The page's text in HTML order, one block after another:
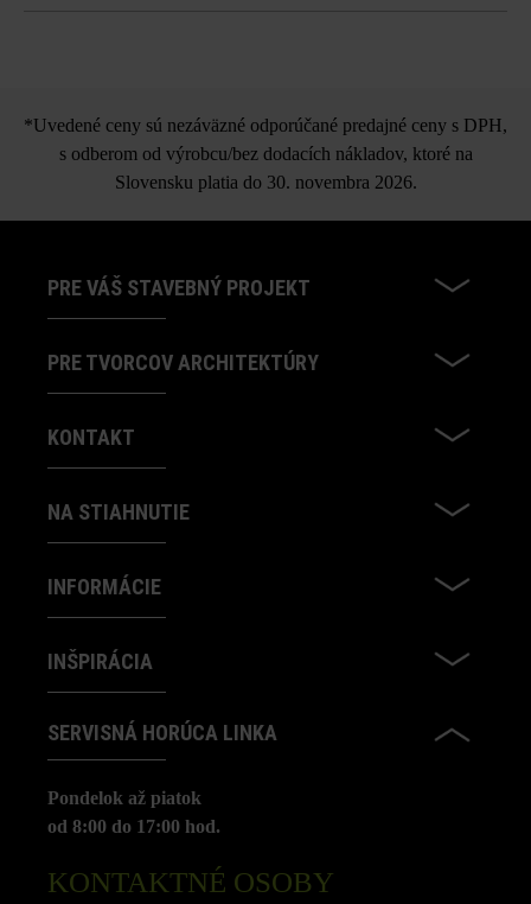
bosovaná
*Uvedené ceny sú nezáväzné odporúčané predajné ceny s DPH,
s odberom od výrobcu/bez dodacích nákladov, ktoré na
Slovensku platia do 30. novembra 2026.
PRE VÁŠ STAVEBNÝ PROJEKT
PRE TVORCOV ARCHITEKTÚRY
KONTAKT
NA STIAHNUTIE
INFORMÁCIE
INŠPIRÁCIA
SERVISNÁ HORÚCA LINKA
Pondelok až piatok
od 8:00 do 17:00 hod.
KONTAKTNÉ OSOBY